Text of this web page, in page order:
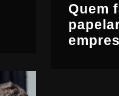
Quem